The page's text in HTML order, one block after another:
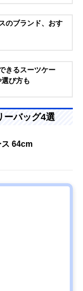
のブランド、おす
きるスーツケー
び方も
ーバッグ4選
64cm